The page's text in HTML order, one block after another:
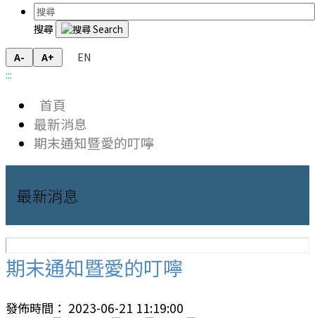
搜尋
A- A+
EN
:::
首頁
最新消息
期末通知暨愛的叮嚀
最新消息
期末通知暨愛的叮嚀
發佈時間： 2023-06-21 11:19:00